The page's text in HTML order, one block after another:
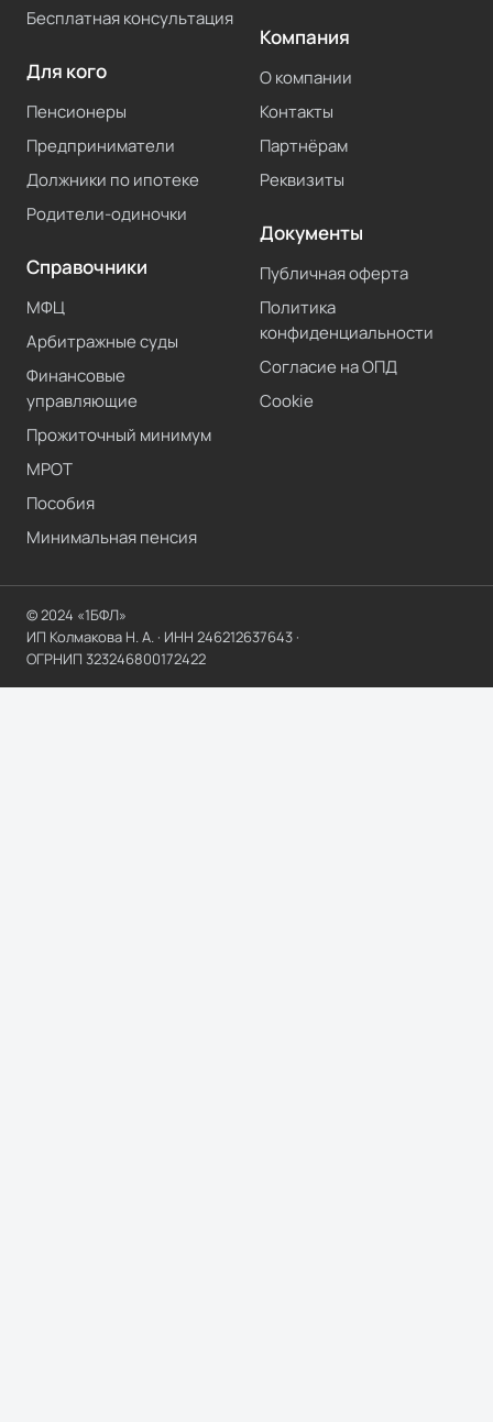
Бесплатная консультация
Для кого
Пенсионеры
Предприниматели
Должники по ипотеке
Родители-одиночки
Справочники
МФЦ
Арбитражные суды
Финансовые
управляющие
Прожиточный минимум
МРОТ
Пособия
Минимальная пенсия
Компания
О компании
Контакты
Партнёрам
Реквизиты
Документы
Публичная оферта
Политика
конфиденциальности
Согласие на ОПД
Cookie
© 2024 «1БФЛ»
ИП Колмакова Н. А. · ИНН 246212637643 ·
ОГРНИП 323246800172422